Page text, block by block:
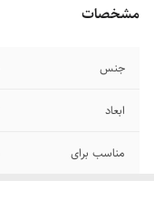
مشخصات
جنس
ابعاد
مناسب برای